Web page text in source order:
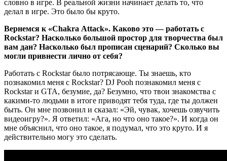
словно в игре. В реальной жизни начинает делать то, что
делал в игре. Это было бы круто.
Вернемся к «Chakra Attack». Каково это — работать с
Rockstar? Насколько большой простор для творчества был
вам дан? Насколько был прописан сценарий? Сколько вы
могли привнести лично от себя?
Работать с Rockstar было потрясающе. Ты знаешь, кто
познакомил меня с Rockstar? DJ Pooh познакомил меня с
Rockstar и GTA, безумие, да? Безумно, что твои знакомства с
какими-то людьми в итоге приводят тебя туда, где ты должен
быть. Он мне позвонил и сказал: «Эй, чувак, хочешь озвучить
видеоигру?». Я ответил: «Ага, но что оно такое?». И когда он
мне объяснил, что оно такое, я подумал, что это круто. И я
действительно могу это сделать.